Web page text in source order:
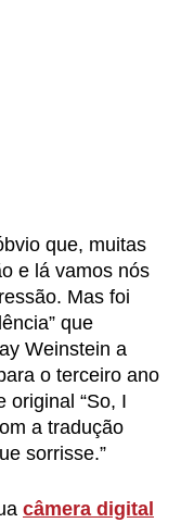
que, muitas
e lá vamos nós
Mas foi
que
Weinstein a
o terceiro ano
original “So, I
a tradução
sorrisse.”
câmera digital